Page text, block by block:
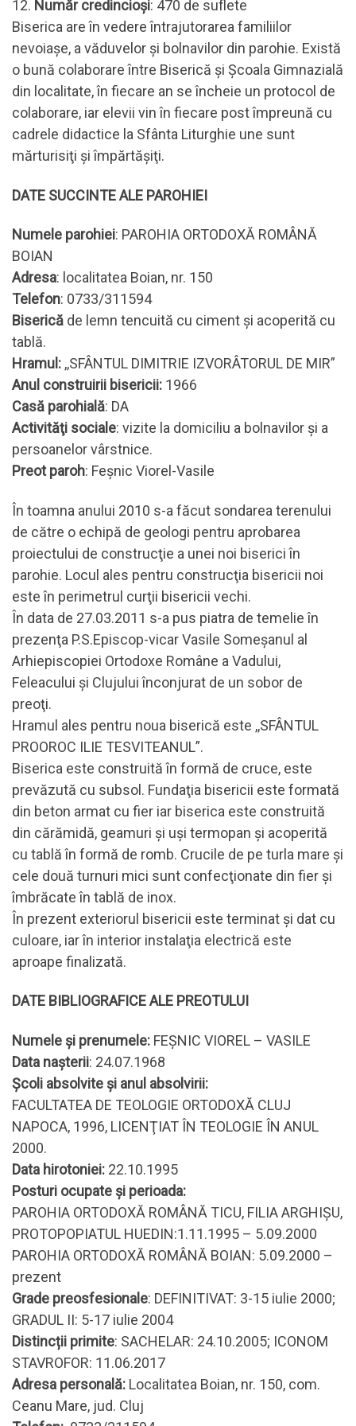
12. Număr credincioși: 470 de suflete
Biserica are în vedere întrajutorarea familiilor
nevoiaşe, a văduvelor şi bolnavilor din parohie. Există
o bună colaborare între Biserică şi Şcoala Gimnazială
din localitate, în fiecare an se încheie un protocol de
colaborare, iar elevii vin în fiecare post împreună cu
cadrele didactice la Sfânta Liturghie une sunt
mărturisiţi şi împărtăşiţi.
DATE SUCCINTE ALE PAROHIEI
Numele parohiei: PAROHIA ORTODOXĂ ROMÂNĂ
BOIAN
Adresa: localitatea Boian, nr. 150
Telefon: 0733/311594
Biserică de lemn tencuită cu ciment şi acoperită cu
tablă.
Hramul: ,,SFÂNTUL DIMITRIE IZVORÂTORUL DE MIR”
Anul construirii bisericii: 1966
Casă parohială: DA
Activităţi sociale: vizite la domiciliu a bolnavilor şi a
persoanelor vârstnice.
Preot paroh: Feşnic Viorel-Vasile
În toamna anului 2010 s-a făcut sondarea terenului
de către o echipă de geologi pentru aprobarea
proiectului de construcţie a unei noi biserici în
parohie. Locul ales pentru construcţia bisericii noi
este în perimetrul curţii bisericii vechi.
În data de 27.03.2011 s-a pus piatra de temelie în
prezenţa P.S.Episcop-vicar Vasile Someşanul al
Arhiepiscopiei Ortodoxe Române a Vadului,
Feleacului şi Clujului înconjurat de un sobor de
preoţi.
Hramul ales pentru noua biserică este ,,SFÂNTUL
PROOROC ILIE TESVITEANUL”.
Biserica este construită în formă de cruce, este
prevăzută cu subsol. Fundaţia bisericii este formată
din beton armat cu fier iar biserica este construită
din cărămidă, geamuri şi uşi termopan şi acoperită
cu tablă în formă de romb. Crucile de pe turla mare şi
cele două turnuri mici sunt confecţionate din fier şi
îmbrăcate în tablă de inox.
În prezent exteriorul bisericii este terminat şi dat cu
culoare, iar în interior instalaţia electrică este
aproape finalizată.
DATE BIBLIOGRAFICE ALE PREOTULUI
Numele și prenumele: FEŞNIC VIOREL – VASILE
Data nașterii: 24.07.1968
Şcoli absolvite și anul absolvirii:
FACULTATEA DE TEOLOGIE ORTODOXĂ CLUJ
NAPOCA, 1996, LICENŢIAT ÎN TEOLOGIE ÎN ANUL
2000.
Data hirotoniei: 22.10.1995
Posturi ocupate și perioada:
PAROHIA ORTODOXĂ ROMÂNĂ TICU, FILIA ARGHIŞU,
PROTOPOPIATUL HUEDIN:1.11.1995 – 5.09.2000
PAROHIA ORTODOXĂ ROMÂNĂ BOIAN: 5.09.2000 –
prezent
Grade preosfesionale: DEFINITIVAT: 3-15 iulie 2000;
GRADUL II: 5-17 iulie 2004
Distincții primite: SACHELAR: 24.10.2005; ICONOM
STAVROFOR: 11.06.2017
Adresa personală: Localitatea Boian, nr. 150, com.
Ceanu Mare, jud. Cluj